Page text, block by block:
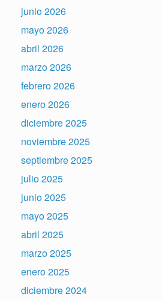
junio 2026
mayo 2026
abril 2026
marzo 2026
febrero 2026
enero 2026
diciembre 2025
noviembre 2025
septiembre 2025
julio 2025
junio 2025
mayo 2025
abril 2025
marzo 2025
enero 2025
diciembre 2024